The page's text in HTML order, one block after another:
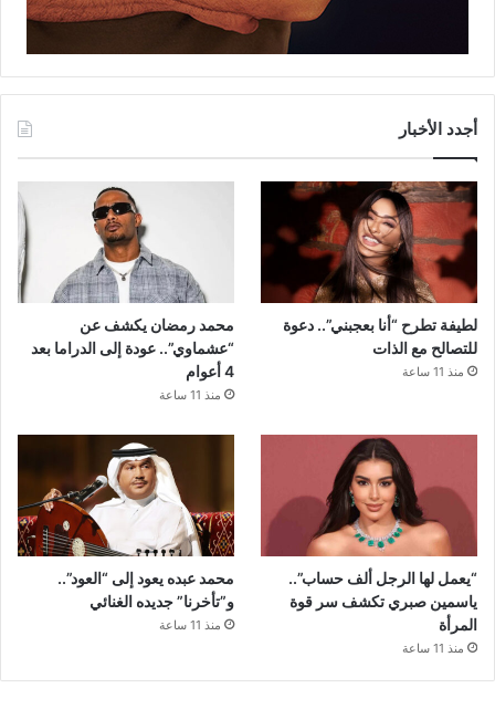
أجدد الأخبار
لطيفة تطرح “أنا بعجبني”.. دعوة
للتصالح مع الذات
منذ 11 ساعة
محمد رمضان يكشف عن
“عشماوي”.. عودة إلى الدراما بعد
4 أعوام
منذ 11 ساعة
“يعمل لها الرجل ألف حساب”..
ياسمين صبري تكشف سر قوة
المرأة
منذ 11 ساعة
محمد عبده يعود إلى “العود”..
و”تأخرنا” جديده الغنائي
منذ 11 ساعة